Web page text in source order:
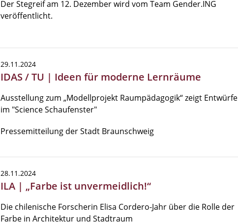
Der Stegreif am 12. Dezember wird vom Team Gender.ING
veröffentlicht.
29.11.2024
IDAS / TU | Ideen für moderne Lernräume
Ausstellung zum „Modellprojekt Raumpädagogik“ zeigt Entwürfe
im "Science Schaufenster"
Pressemitteilung der Stadt Braunschweig
28.11.2024
ILA | „Farbe ist unvermeidlich!“
Die chilenische Forscherin Elisa Cordero-Jahr über die Rolle der
Farbe in Architektur und Stadtraum